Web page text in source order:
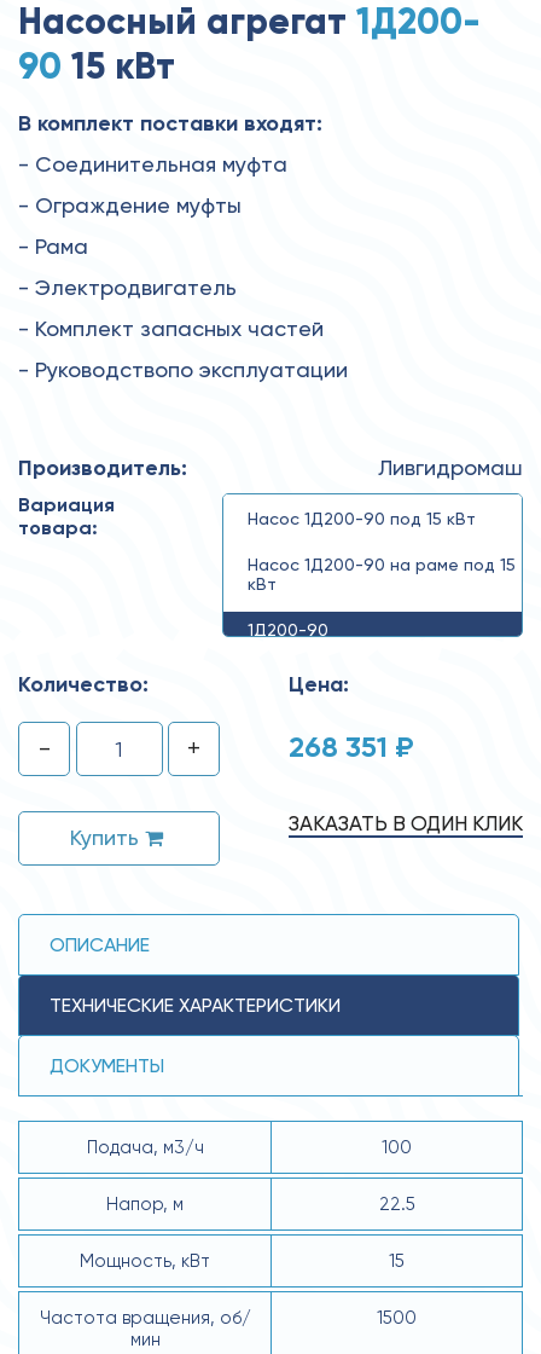
Насосный агрегат 1Д200-
90 15 кВт
В комплект поставки входят:
- Соединительная муфта
- Ограждение муфты
- Рама
- Электродвигатель
- Комплект запасных частей
- Руководствопо эксплуатации
Производитель: Ливгидромаш
Вариация
товара:
Насос 1Д200-90 под 15 кВт
Насос 1Д200-90 на раме под 15
кВт
1Д200-90
Количество:
- +
Купить
Цена:
268 351 ₽
ЗАКАЗАТЬ В ОДИН КЛИК
ОПИСАНИЕ
ТЕХНИЧЕСКИЕ ХАРАКТЕРИСТИКИ
ДОКУМЕНТЫ
Подача, м3/ч 100
Напор, м 22.5
Мощность, кВт 15
Частота вращения, об/
мин
1500